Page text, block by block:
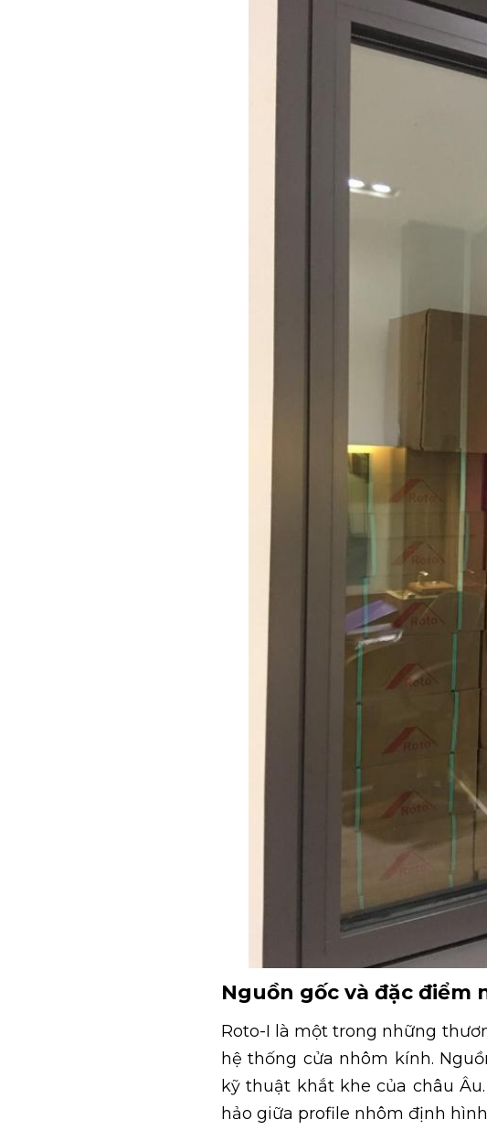
Nguồn gốc và đặc điểm
Roto-I là một trong những
hệ thống cửa nhôm kính.
kỹ thuật khắt khe của châu
hảo giữa profile nhôm định